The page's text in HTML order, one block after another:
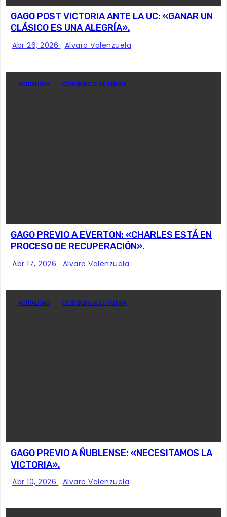
GAGO POST VICTORIA ANTE LA UC: «GANAR UN
CLÁSICO ES UNA ALEGRÍA».
Abr 26, 2026 Alvaro Valenzuela
ACTUALIDAD CONFERENCIA DE PRENSA
GAGO PREVIO A EVERTON: «CHARLES ESTÁ EN
PROCESO DE RECUPERACIÓN».
Abr 17, 2026 Alvaro Valenzuela
ACTUALIDAD CONFERENCIA DE PRENSA
GAGO PREVIO A ÑUBLENSE: «NECESITAMOS LA
VICTORIA».
Abr 10, 2026 Alvaro Valenzuela